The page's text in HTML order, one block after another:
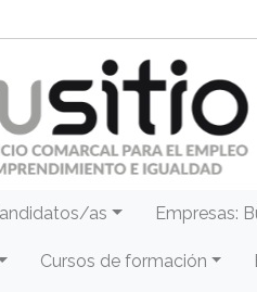
as Empresas:
Cursos de formación